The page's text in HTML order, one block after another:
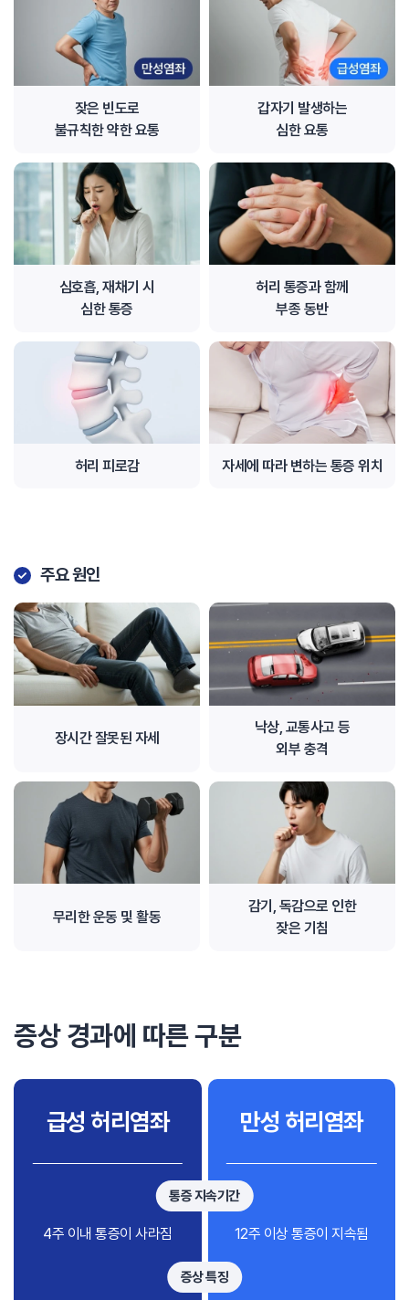
잦은 빈도로
불규칙한 약한 요통
갑자기 발생하는
심한 요통
심호흡, 재채기 시
심한 통증
허리 통증과 함께
부종 동반
허리 피로감 자세에 따라 변하는 통증 위치
주요 원인
장시간 잘못된 자세
낙상, 교통사고 등
외부 충격
무리한 운동 및 활동
감기, 독감으로 인한
잦은 기침
증상 경과에 따른 구분
급성 허리염좌 만성 허리염좌
4주 이내 통증이 사라짐
통증 지속기간
12주 이상 통증이 지속됨
증상 특징